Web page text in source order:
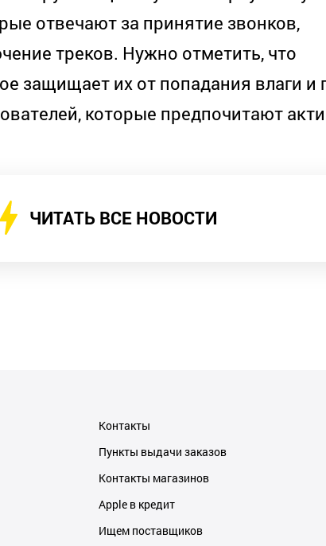
отвечают за принятие звонков,
треков. Нужно отметить, что
защищает их от попадания влаги и
которые предпочитают
ЧИТАТЬ ВСЕ НОВОСТИ
Контакты
Пункты выдачи заказов
Контакты магазинов
Apple в кредит
Ищем поставщиков